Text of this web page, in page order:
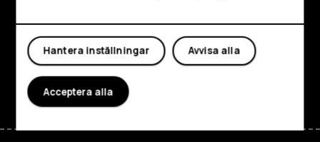
Kundservice
FacebookInstagram
Tiktok
Avvisa alla
Hantera inställningar
Acceptera alla